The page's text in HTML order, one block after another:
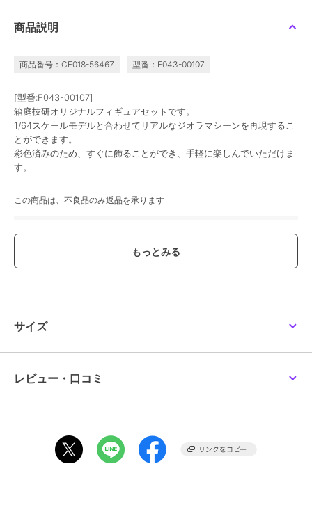
商品説明
商品番号：CF018-56467 型番：F043-00107
[型番:F043-00107]
箱庭技研オリジナルフィギュアセットです。
1/64スケールモデルと合わせてリアルなジオラマシーンを再現するこ
とができます。
彩色済みのため、すぐに飾ることができ、手軽に楽しんでいただけま
す。
この商品は、不良品のみ返品を承ります
ブランド アクトカー
リトルレガード
サイズ
素材
合成樹脂
サイズ
レビュー・口コミ